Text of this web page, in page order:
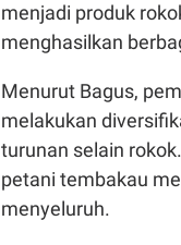
menjadi produk
menghasilkan
Menurut Bagus,
melakukan
turunan selain
petani tembakau
menyeluruh.